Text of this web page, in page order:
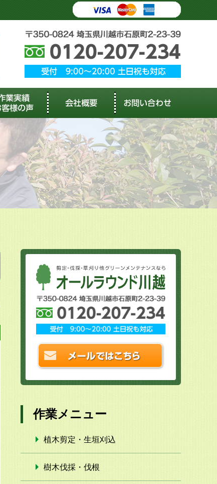
作業メニュー
植木剪定・生垣刈込
樹木伐採・伐根